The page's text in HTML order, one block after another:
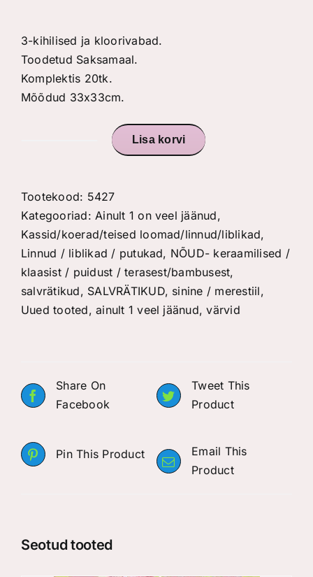
3-kihilised ja kloorivabad.
Toodetud Saksamaal.
Komplektis 20tk.
Mõõdud 33x33cm.
Salvrätikud
kogus
Lisa korvi
Tootekood: 5427
Kategooriad:Ainult 1 on veel jäänud,
Kassid/koerad/teised loomad/linnud/liblikad,
Linnud / liblikad / putukad, NÕUD- keraamilised /
klaasist / puidust / terasest/bambusest,
salvrätikud, SALVRÄTIKUD, sinine / merestiil,
Uued tooted, ainult 1 veel jäänud,värvid
Share On
Facebook
Tweet This
Product
Pin This Product
Email This
Product
Seotud tooted